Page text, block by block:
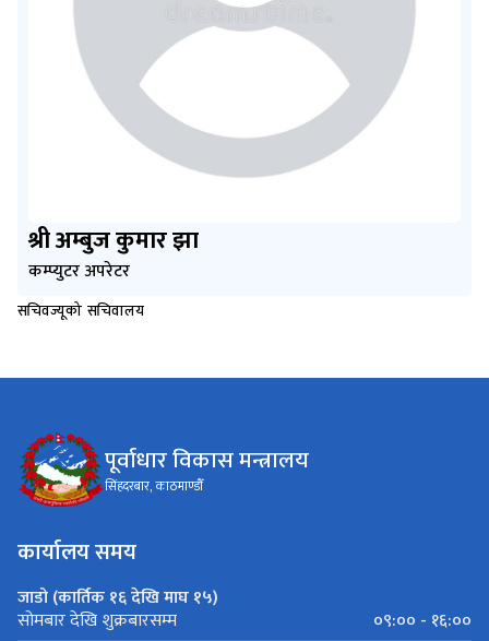
श्री अम्बुज कुमार झा
कम्प्युटर अपरेटर
सचिवज्यूको सचिवालय
पूर्वाधार विकास मन्त्रालय
सिंहदरबार, काठमाण्डौँ
कार्यालय समय
जाडो (कार्तिक १६ देखि माघ १५)
सोमबार देखि शुक्रबारसम्म
०९:०० - १६:००